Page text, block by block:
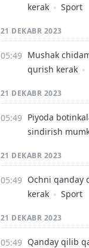
kerak
Sport
21 DEKABR 2023
Mushak
qurish kerak
21 DEKABR 2023
Piyoda
sindirish
21 DEKABR 2023
Ochni qanday
kerak
Sport
21 DEKABR 2023
Qanday qilib